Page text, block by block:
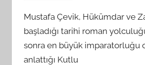
Mustafa Çevik, Hükümdar ve
başladığı tarihi roman
sonra en büyük imparatorluğu
anlattığı Kutlu